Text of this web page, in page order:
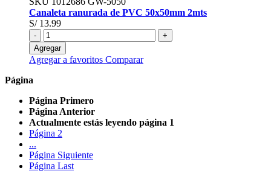
Canaleta ranurada de PVC 50x50mm 2mts
S/ 13.99
-
+
Agregar
Agregar a favoritos Comparar
Página
Página Primero
Página Anterior
Actualmente estás leyendo página 1
Página 2
...
Página Siguiente
Página Last